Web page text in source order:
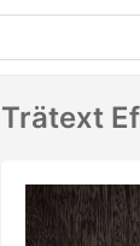
Trätext